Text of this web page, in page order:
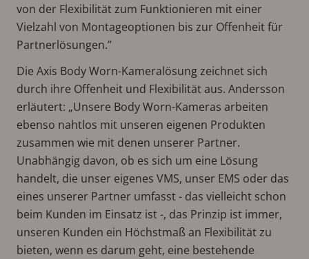
von der Flexibilität zum Funktionieren mit einer
Vielzahl von Montageoptionen bis zur Offenheit für
Partnerlösungen.”
Die Axis Body Worn-Kameralösung zeichnet sich
durch ihre Offenheit und Flexibilität aus. Andersson
erläutert: „Unsere Body Worn-Kameras arbeiten
ebenso nahtlos mit unseren eigenen Produkten
zusammen wie mit denen unserer Partner.
Unabhängig davon, ob es sich um eine Lösung
handelt, die unser eigenes VMS, unser EMS oder das
eines unserer Partner umfasst - das vielleicht schon
beim Kunden im Einsatz ist -, das Prinzip ist immer,
unseren Kunden ein Höchstmaß an Flexibilität zu
bieten, wenn es darum geht, eine bestehende